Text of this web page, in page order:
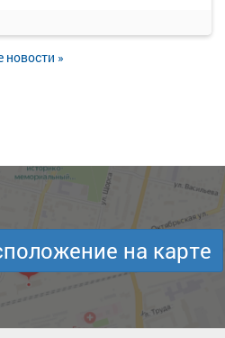
новости »
на карте